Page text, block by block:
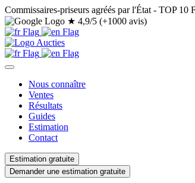
Commissaires-priseurs agréés par l'État - TOP 10
★ 4,9/5 (+1000 avis)
Nous connaître
Ventes
Résultats
Guides
Estimation
Contact
Estimation gratuite
Demander une estimation gratuite